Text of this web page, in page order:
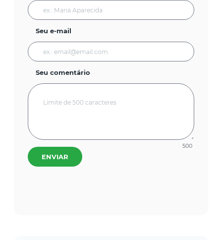
Seu e-mail
Seu comentário
500
ENVIAR